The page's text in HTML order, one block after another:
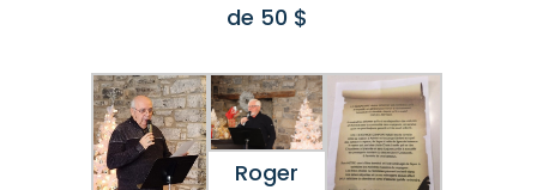
de 50 $
Roger